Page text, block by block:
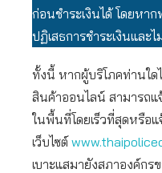
ก่อนชำระเงินได้ โดยหา
ปฏิเสธการชำระเงินและ
ทั้งนี้ หากผู้บริโภคท่านใด
สินค้าออนไลน์ สามารถแ
ในพื้นที่โดยเร็วที่สุดหรือ
เว็บไซต์
เบาะแสมายังสภาองค์กร